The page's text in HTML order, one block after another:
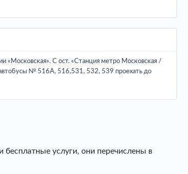
«Московская». С ост. «Станция метро Московская /
автобусы № 516А, 516,531, 532, 539 проехать до
услуги, они перечислены в